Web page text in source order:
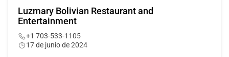
Luzmary Bolivian Restaurant and
Entertainment
+1 703-533-1105
17 de junio de 2024